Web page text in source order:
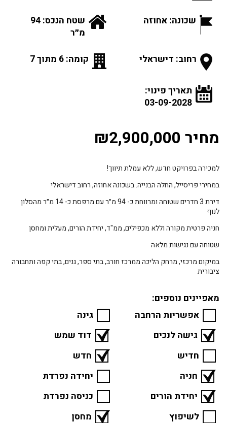
שכונה: אחוזה
שטח הנכס: 94
מ״ר
רחוב: דישראלי קומה: 6 מתוך 7
תאריך פינוי:
03-09-2028
מחיר ₪2,900,000
למכירה בפרויקט חדש, ללא עמלת תיווך!
במחירי פריסייל, החלה הבנייה. בשכונה אחוזה, רחוב דישראלי
דירת 3 חדרים שטוחה ומרווחת כ- 94 מ״ר עם מרפסת כ- 14 מ״ר מהסלון
לנוף
חניה פרטית מקורה וללא מכפילים, ממ"ד, יחידת הורים, מעלית ומחסן
שטוחה עם נגישות מלאה
במיקום מרכזי, מרחק הליכה ממרכז חורב, בתי ספר, גנים, בתי קפה ותחבורה
ציבורית
מאפיינים נוספים:
אפשריות הרחבה
גינה
גישה לנכים
דוד שמש
חדיש
חדש
חניה
יחידה נפרדת
יחידת הורים
כניסה נפרדת
לשיפוץ
מחסן